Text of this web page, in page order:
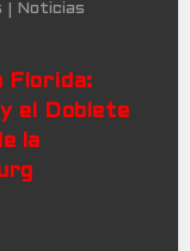
Noticias
Florida:
el Doblete
la